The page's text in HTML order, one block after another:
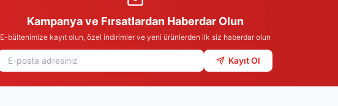
Kampanya ve Fırsatlardan Haberdar Olun
E-bültenimize kayıt olun, özel indirimler ve yeni ürünlerden ilk siz haberdar olun
Kayıt Ol